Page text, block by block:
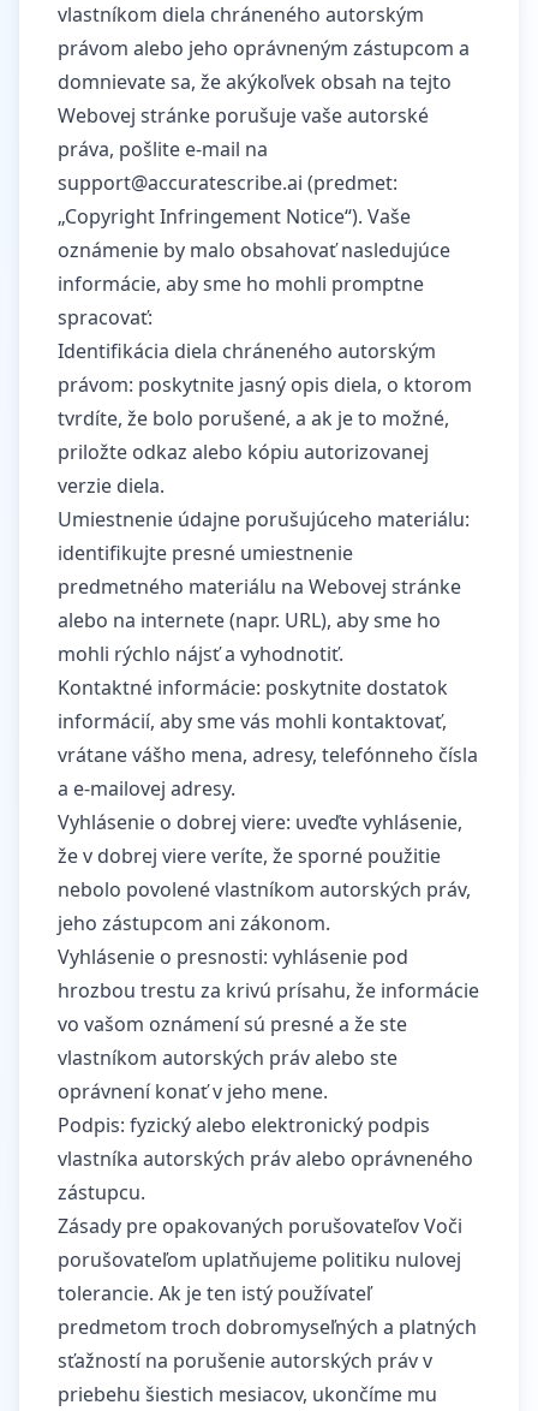
vlastníkom diela chráneného autorským
právom alebo jeho oprávneným zástupcom a
domnievate sa, že akýkoľvek obsah na tejto
Webovej stránke porušuje vaše autorské
práva, pošlite e-mail na
support@accuratescribe.ai (predmet:
„Copyright Infringement Notice“). Vaše
oznámenie by malo obsahovať nasledujúce
informácie, aby sme ho mohli promptne
spracovať:
Identifikácia diela chráneného autorským
právom: poskytnite jasný opis diela, o ktorom
tvrdíte, že bolo porušené, a ak je to možné,
priložte odkaz alebo kópiu autorizovanej
verzie diela.
Umiestnenie údajne porušujúceho materiálu:
identifikujte presné umiestnenie
predmetného materiálu na Webovej stránke
alebo na internete (napr. URL), aby sme ho
mohli rýchlo nájsť a vyhodnotiť.
Kontaktné informácie: poskytnite dostatok
informácií, aby sme vás mohli kontaktovať,
vrátane vášho mena, adresy, telefónneho čísla
a e-mailovej adresy.
Vyhlásenie o dobrej viere: uveďte vyhlásenie,
že v dobrej viere veríte, že sporné použitie
nebolo povolené vlastníkom autorských práv,
jeho zástupcom ani zákonom.
Vyhlásenie o presnosti: vyhlásenie pod
hrozbou trestu za krivú prísahu, že informácie
vo vašom oznámení sú presné a že ste
vlastníkom autorských práv alebo ste
oprávnení konať v jeho mene.
Podpis: fyzický alebo elektronický podpis
vlastníka autorských práv alebo oprávneného
zástupcu.
Zásady pre opakovaných porušovateľov Voči
porušovateľom uplatňujeme politiku nulovej
tolerancie. Ak je ten istý používateľ
predmetom troch dobromyseľných a platných
sťažností na porušenie autorských práv v
priebehu šiestich mesiacov, ukončíme mu